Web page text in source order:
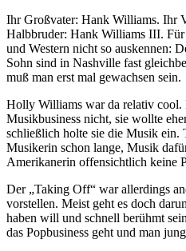
Ihr Großvater: Hank Williams. Ihr
Halbbruder: Hank Williams III.
und Western nicht so auskennen:
Sohn sind in Nashville fast
muß man erst mal gewachsen sein.
Holly Williams war da relativ cool.
Musikbusiness nicht, sie wollte
schließlich holte sie die Musik ein.
Musikerin schon lange, Musik
Amerikanerin offensichtlich keine
Der „Taking Off“ war allerdings
vorstellen. Meist geht es doch
haben will und schnell berühmt
das Popbusiness geht und man